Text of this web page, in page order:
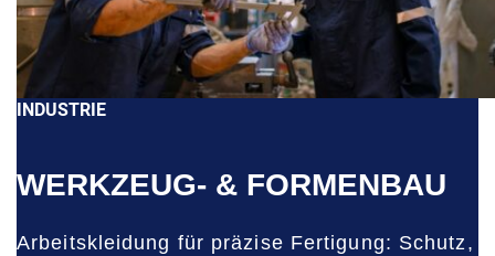
INDUSTRIE
WERKZEUG- & FORMENBAU
Arbeitskleidung für präzise Fertigung: Schutz,